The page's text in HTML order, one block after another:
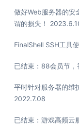
做好Web服务器的安
谓的损失！
FinalShell SSH工具
已结束：88会员节
平时针对服务器的维
2022.7.08
已结束：游戏高频